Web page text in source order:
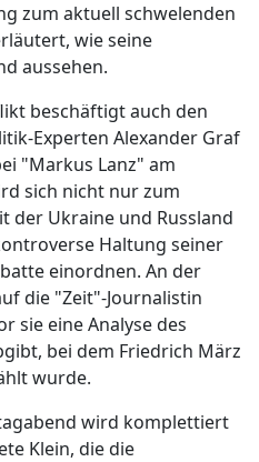
zum aktuell schwelenden
wie seine
aussehen.
beschäftigt auch den
Experten Alexander Graf
"Markus Lanz" am
sich nicht nur zum
der Ukraine und Russland
Haltung seiner
einordnen. An der
die "Zeit"-Journalistin
sie eine Analyse des
bei dem Friedrich März
wurde.
wird komplettiert
Klein, die die